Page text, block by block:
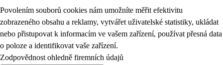
Povolením souborů cookies nám umožníte měřit efektivitu
zobrazeného obsahu a reklamy, vytvářet uživatelské statistiky, ukládat
nebo přistupovat k informacím ve vašem zařízení, používat přesná data
o poloze a identifikovat vaše zařízení.
Zodpovědnost ohledně firemních údajů